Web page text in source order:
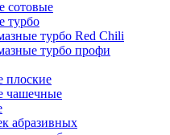
сотовые
турбо
турбо Red Chili
турбо профи
плоские
чашечные
абразивных